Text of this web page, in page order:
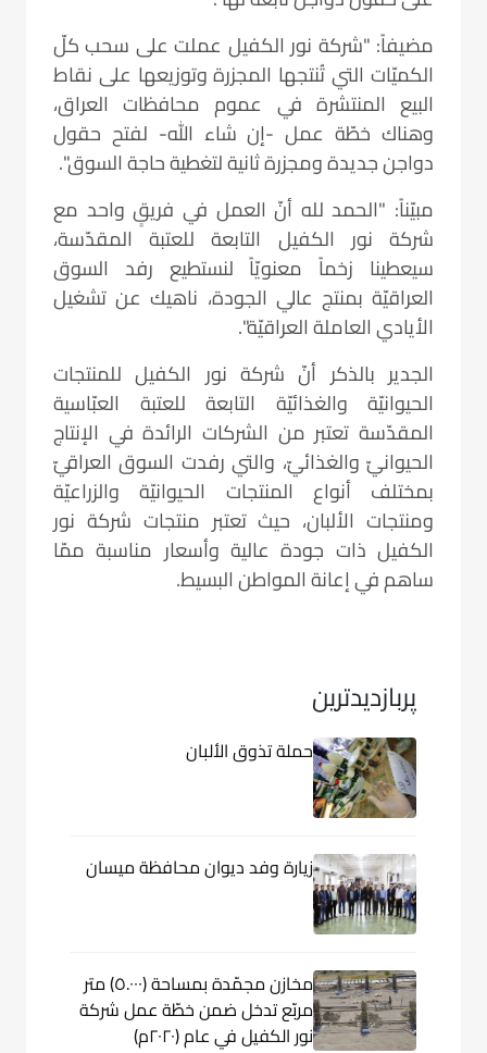
مضيفاً: "شركة نور الكفيل عملت على سحب كلّ
الكميّات التي تُنتجها المجزرة وتوزيعها على نقاط
البيع المنتشرة في عموم محافظات العراق،
وهناك خطّة عمل -إن شاء الله- لفتح حقول
دواجن جديدة ومجزرة ثانية لتغطية حاجة السوق".
مبيّناً: "الحمد لله أنّ العمل في فريقٍ واحد مع
شركة نور الكفيل التابعة للعتبة المقدّسة،
سيعطينا زخماً معنويّاً لنستطيع رفد السوق
العراقيّة بمنتج عالي الجودة، ناهيك عن تشغيل
الأيادي العاملة العراقيّة".
الجدير بالذكر أنّ شركة نور الكفيل للمنتجات
الحيوانيّة والغذائيّة التابعة للعتبة العبّاسية
المقدّسة تعتبر من الشركات الرائدة في الإنتاج
الحيوانيّ والغذائيّ، والتي رفدت السوق العراقيّ
بمختلف أنواع المنتجات الحيوانيّة والزراعيّة
ومنتجات الألبان، حيث تعتبر منتجات شركة نور
الكفيل ذات جودة عالية وأسعار مناسبة ممّا
ساهم في إعانة المواطن البسيط.
پربازدیدترین
حملة تذوق الألبان
زيارة وفد ديوان محافظة ميسان
مخازن مجمّدة بمساحة (٥.٠٠٠) متر
مربّع تدخل ضمن خطّة عمل شركة
نور الكفيل في عام (٢٠٢٠م)